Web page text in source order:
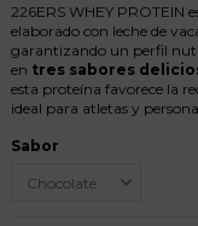
226ERS WHEY PROTEIN
elaborado con leche de
garantizando un perfil
en tres sabores
esta proteína favorece la
ideal para atletas y
Sabor